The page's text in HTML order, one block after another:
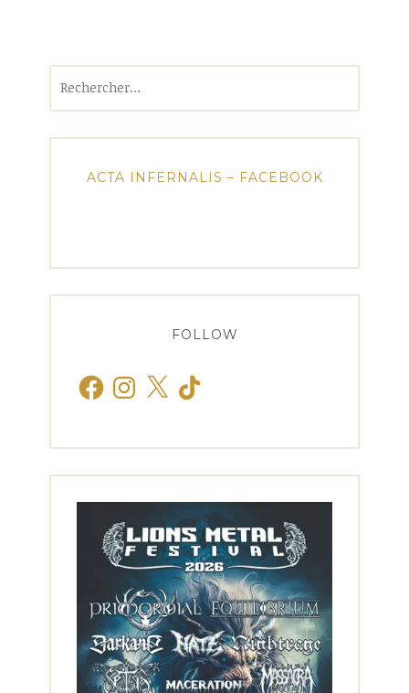
ACTA INFERNALIS – FACEBOOK
FOLLOW
FacebookInstagram
X TikTok